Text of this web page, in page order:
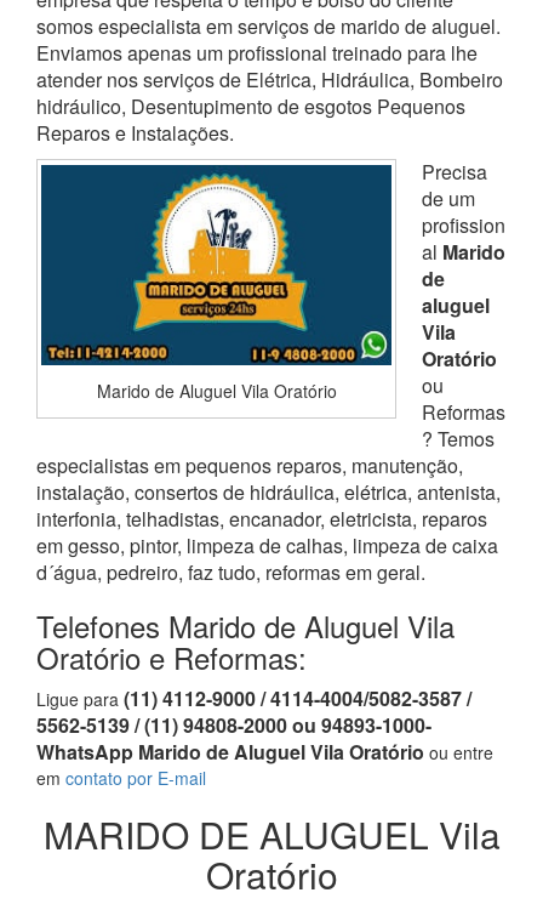
somos especialista em serviços de marido de aluguel.
Enviamos apenas um profissional treinado para lhe
atender nos serviços de Elétrica, Hidráulica, Bombeiro
hidráulico, Desentupimento de esgotos Pequenos
Reparos e Instalações.
Marido de Aluguel Vila Oratório
Precisa
de um
profission
al Marido
de
aluguel
Vila
Oratório
ou
Reformas
? Temos
especialistas em pequenos reparos, manutenção,
instalação, consertos de hidráulica, elétrica, antenista,
interfonia, telhadistas, encanador, eletricista, reparos
em gesso, pintor, limpeza de calhas, limpeza de caixa
d´água, pedreiro, faz tudo, reformas em geral.
Telefones Marido de Aluguel Vila
Oratório e Reformas:
Ligue para (11) 4112-9000 / 4114-4004/5082-3587 /
5562-5139 / (11) 94808-2000 ou 94893-1000-
WhatsApp Marido de Aluguel Vila Oratório ou entre
em contato por E-mail
MARIDO DE ALUGUEL Vila
Oratório